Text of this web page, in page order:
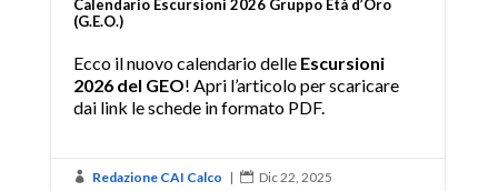
Calendario Escursioni 2026 Gruppo Età d’Oro
(G.E.O.)
Ecco il nuovo calendario delle Escursioni
2026 del GEO! Apri l’articolo per scaricare
dai link le schede in formato PDF.
 Redazione CAI Calco |  Dic 22, 2025